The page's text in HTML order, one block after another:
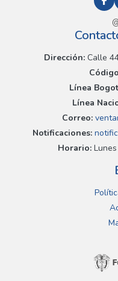
Dirección:Calle
Línea
Línea
Correo:
Notificaciones:
Horario:Lunes